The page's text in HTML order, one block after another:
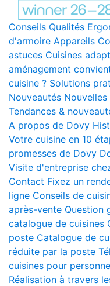
Conseils Qualités
d'armoire Appareils
astuces Cuisines
aménagement
cuisine ? Solutions
Nouveautés
Tendances &
A propos de Dovy
Votre cuisine en 10
promesses de Dovy
Visite d'entreprise
Contact Fixez un
ligne Conseils de
après-vente Question
catalogue de cuisines
poste Catalogue de
réduite par la poste
cuisines pour
Réalisation à travers